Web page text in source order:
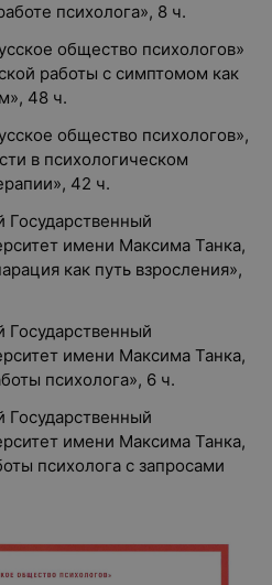
психолога», 8 ч.
общество психологов»
работы с симптомом как
48 ч.
общество психологов»,
в психологическом
42 ч.
Государственный
имени Максима Танка,
как путь взросления»,
Государственный
имени Максима Танка,
психолога», 6 ч.
Государственный
имени Максима Танка,
психолога с запросами